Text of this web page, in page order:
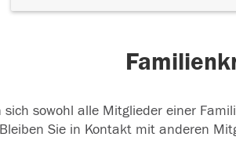
sowohl alle Mitglieder einer
Sie in Kontakt mit anderen